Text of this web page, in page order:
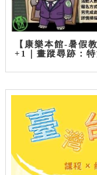
【康樂本館-暑假
+1｜畫蹤尋跡：